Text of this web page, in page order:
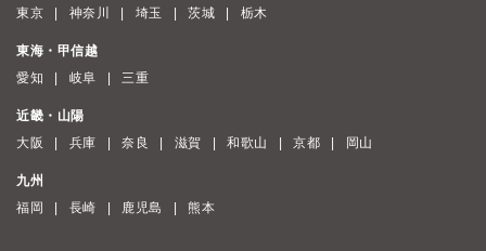
東京
神奈川 埼玉 茨城 栃木
東海・甲信越
愛知
岐阜 三重
近畿・山陽
大阪
兵庫 奈良 滋賀 和歌山 京都 岡山
九州
福岡
長崎 鹿児島 熊本